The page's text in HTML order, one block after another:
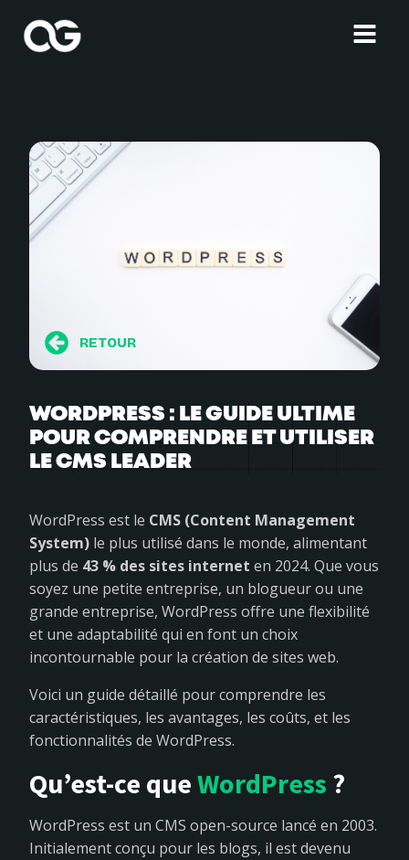
RETOUR
WORDPRESS : LE GUIDE ULTIME
POUR COMPRENDRE ET UTILISER
LE CMS LEADER
WordPress est le CMS (Content Management
System) le plus utilisé dans le monde, alimentant
plus de 43 % des sites internet en 2024. Que vous
soyez une petite entreprise, un blogueur ou une
grande entreprise, WordPress offre une flexibilité
et une adaptabilité qui en font un choix
incontournable pour la création de sites web.
Voici un guide détaillé pour comprendre les
caractéristiques, les avantages, les coûts, et les
fonctionnalités de WordPress.
Qu’est-ce queWordPress ?
WordPress est un CMS open-source lancé en 2003.
Initialement conçu pour les blogs, il est devenu